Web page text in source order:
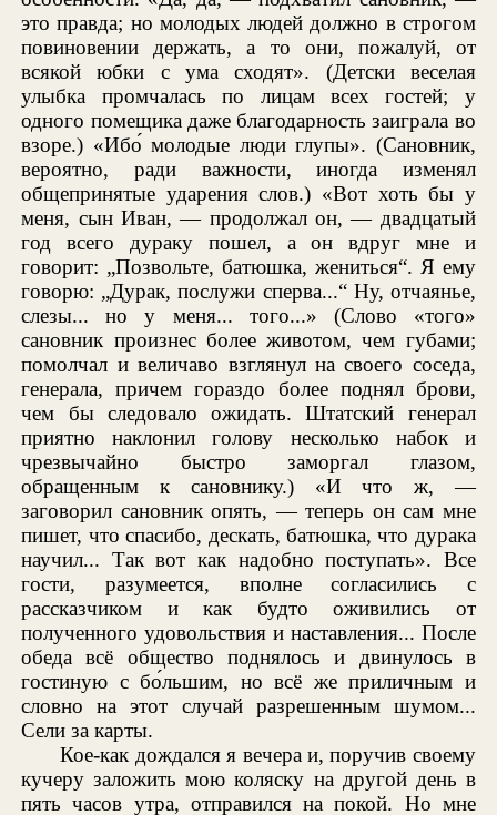
это правда; но молодых людей должно в строгом
повиновении держать, а то они, пожалуй, от
всякой юбки с ума сходят». (Детски веселая
улыбка промчалась по лицам всех гостей; у
одного помещика даже благодарность заиграла во
взоре.) «Ибо́ молодые люди глупы». (Сановник,
вероятно, ради важности, иногда изменял
общепринятые ударения слов.) «Вот хоть бы у
меня, сын Иван, — продолжал он, — двадцатый
год всего дураку пошел, а он вдруг мне и
говорит: „Позвольте, батюшка, жениться“. Я ему
говорю: „Дурак, послужи сперва...“ Ну, отчаянье,
слезы... но у меня... того...» (Слово «того»
сановник произнес более животом, чем губами;
помолчал и величаво взглянул на своего соседа,
генерала, причем гораздо более поднял брови,
чем бы следовало ожидать. Штатский генерал
приятно наклонил голову несколько набок и
чрезвычайно быстро заморгал глазом,
обращенным к сановнику.) «И что ж, —
заговорил сановник опять, — теперь он сам мне
пишет, что спасибо, дескать, батюшка, что дурака
научил... Так вот как надобно поступать». Все
гости, разумеется, вполне согласились с
рассказчиком и как будто оживились от
полученного удовольствия и наставления... После
обеда всё общество поднялось и двинулось в
гостиную с бо́льшим, но всё же приличным и
словно на этот случай разрешенным шумом...
Сели за карты.
Кое-как дождался я вечера и, поручив своему
кучеру заложить мою коляску на другой день в
пять часов утра, отправился на покой. Но мне